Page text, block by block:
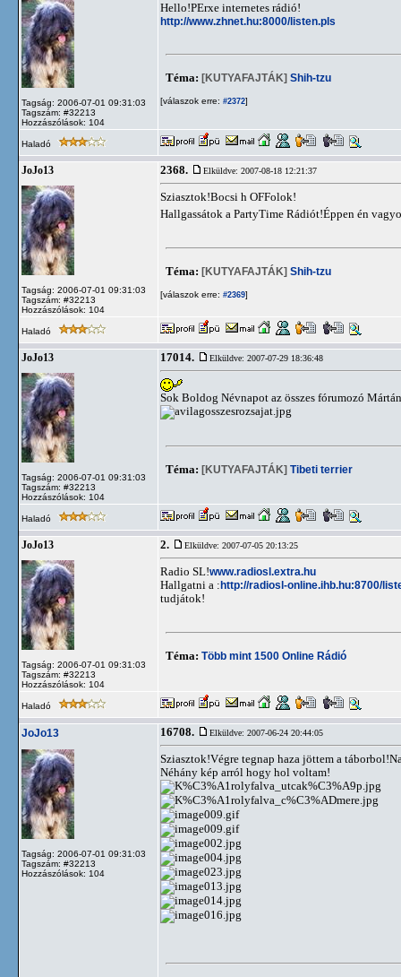
Tagság: 2006-07-01 09:31:03
Tagszám: #32213
Hozzászólások: 104
Hello!PErxe internetes rádió!
http://www.zhnet.hu:8000/listen.pls
Téma: [KUTYAFAJTÁK] Shih-tzu
[válaszok erre: #2372]
Haladó
JoJo13
Tagság: 2006-07-01 09:31:03
Tagszám: #32213
Hozzászólások: 104
2368. Elküldve: 2007-08-18 12:21:37
Sziasztok!Bocsi h OFFolok!
Hallgassátok a PartyTime Rádiót!Éppen én
Téma: [KUTYAFAJTÁK] Shih-tzu
[válaszok erre: #2369]
Haladó
JoJo13
Tagság: 2006-07-01 09:31:03
Tagszám: #32213
Hozzászólások: 104
17014. Elküldve: 2007-07-29 18:36:48
Sok Boldog Névnapot az összes fórumozó
Téma: [KUTYAFAJTÁK] Tibeti terrier
Haladó
JoJo13
Tagság: 2006-07-01 09:31:03
Tagszám: #32213
Hozzászólások: 104
2. Elküldve: 2007-07-05 20:13:25
Radio SL!www.radiosl.extra.hu
Hallgatni a :http://radiosl-online.ihb.hu:8700/
tudjátok!
Téma: Több mint 1500 Online Rádió
Haladó
JoJo13
Tagság: 2006-07-01 09:31:03
Tagszám: #32213
Hozzászólások: 104
16708. Elküldve: 2007-06-24 20:44:05
Sziasztok!Végre tegnap haza jöttem a
Néhány kép arról hogy hol voltam!